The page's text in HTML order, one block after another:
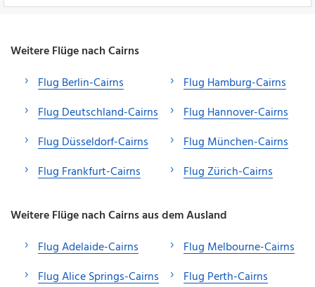
Weitere Flüge nach Cairns
Flug Berlin-Cairns
Flug Deutschland-Cairns
Flug Düsseldorf-Cairns
Flug Frankfurt-Cairns
Flug Hamburg-Cairns
Flug Hannover-Cairns
Flug München-Cairns
Flug Zürich-Cairns
Weitere Flüge nach Cairns aus dem Ausland
Flug Adelaide-Cairns
Flug Alice Springs-Cairns
Flug Melbourne-Cairns
Flug Perth-Cairns